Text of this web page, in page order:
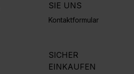
SIE UNS
Kontaktformular
SICHER
EINKAUFEN